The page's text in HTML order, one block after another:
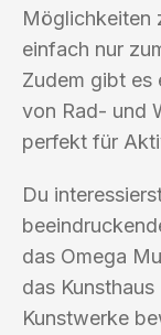
Möglichkeiten
einfach nur
Zudem gibt es
von Rad- und
perfekt für
Du
das Omega
das
Kunstwerke